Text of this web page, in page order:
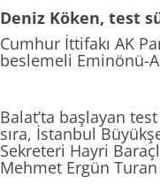
Deniz Köken, test
Cumhur İttifakı AK
beslemeli Eminönü-
Balat’ta başlayan
sıra, İstanbul
Sekreteri Hayri
Mehmet Ergün Turan